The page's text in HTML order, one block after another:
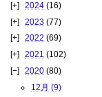
2024 (16)
2023 (77)
2022 (69)
2021 (102)
2020 (80)
12月 (9)